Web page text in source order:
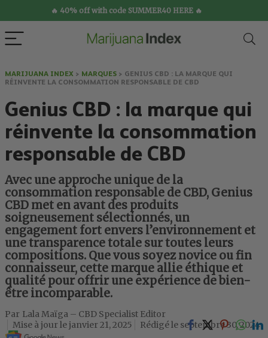
🔥 40% off with code SUMMER40 HERE 🔥
MARIJUANA INDEX > MARQUES > GENIUS CBD : LA MARQUE QUI
RÉINVENTE LA CONSOMMATION RESPONSABLE DE CBD
Genius CBD : la marque qui
réinvente la consommation
responsable de CBD
Avec une approche unique de la
consommation responsable de CBD, Genius
CBD met en avant des produits
soigneusement sélectionnés, un
engagement fort envers l’environnement et
une transparence totale sur toutes leurs
compositions. Que vous soyez novice ou fin
connaisseur, cette marque allie éthique et
qualité pour offrir une expérience de bien-
être incomparable.
Lala Maïga – CBD Specialist Editor
janvier 21, 2025
septembre 30, 2024